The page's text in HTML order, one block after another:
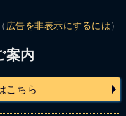
（ 広告を非表示にするには ）
案内
こちら